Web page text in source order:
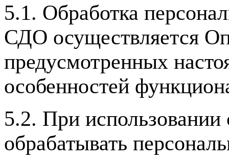
5.1. Обработка
СДО осуществляется
предусмотренных
особенностей
5.2. При
обрабатывать